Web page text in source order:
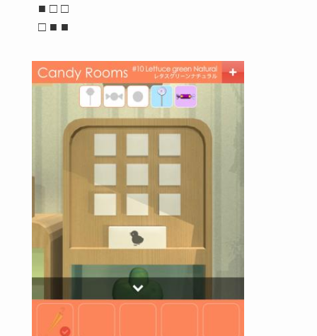
■ □ □
□ ■ ■